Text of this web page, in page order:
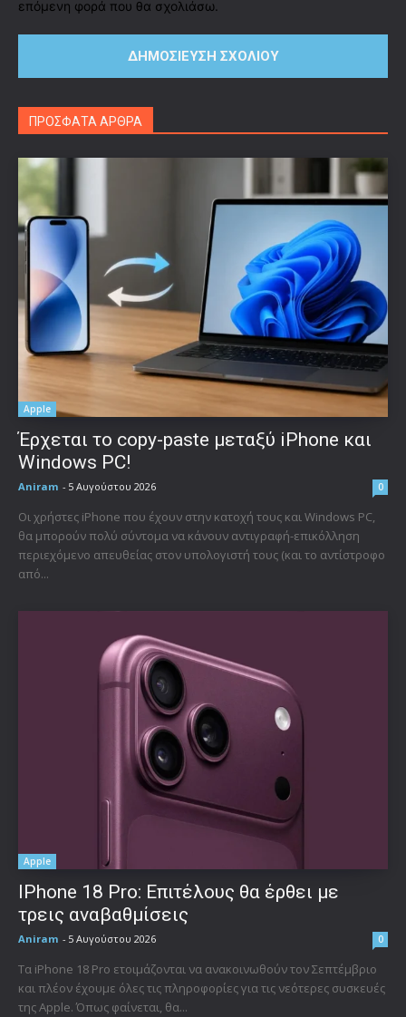
επόμενη φορά που θα σχολιάσω.
ΠΡΟΣΦΑΤΑ ΑΡΘΡΑ
Apple
Έρχεται το copy-paste μεταξύ iPhone και
Windows PC!
Aniram - 5 Αυγούστου 2026 0
Οι χρήστες iPhone που έχουν στην κατοχή τους και Windows PC,
θα μπορούν πολύ σύντομα να κάνουν αντιγραφή-επικόλληση
περιεχόμενο απευθείας στον υπολογιστή τους (και το αντίστροφο
από...
Apple
IPhone 18 Pro: Επιτέλους θα έρθει με
τρεις αναβαθμίσεις
Aniram - 5 Αυγούστου 2026 0
Τα iPhone 18 Pro ετοιμάζονται να ανακοινωθούν τον Σεπτέμβριο
και πλέον έχουμε όλες τις πληροφορίες για τις νεότερες συσκευές
της Apple. Όπως φαίνεται, θα...